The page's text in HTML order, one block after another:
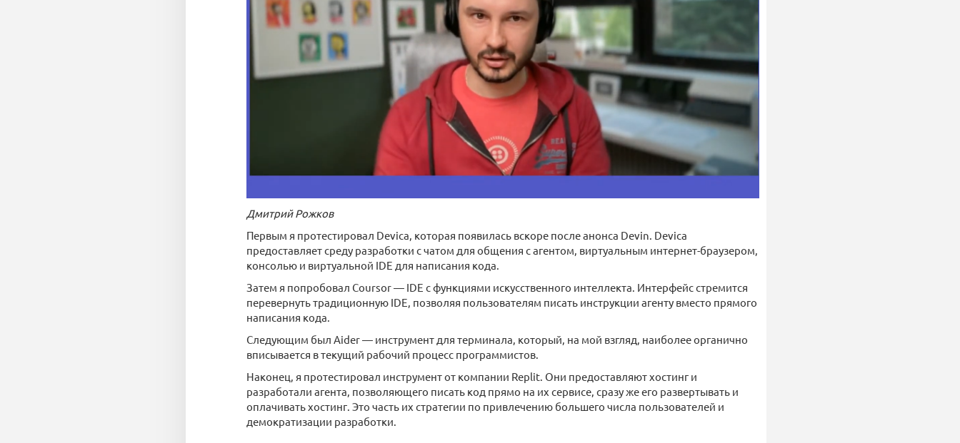
Дмитрий Рожков
Первым я протестировал Devica, которая появилась вскоре после анонса Devin. Devica
предоставляет среду разработки с чатом для общения с агентом, виртуальным интернет-браузером,
консолью и виртуальной IDE для написания кода.
Затем я попробовал Coursor — IDE с функциями искусственного интеллекта. Интерфейс стремится
перевернуть традиционную IDE, позволяя пользователям писать инструкции агенту вместо прямого
написания кода.
Следующим был Aider — инструмент для терминала, который, на мой взгляд, наиболее органично
вписывается в текущий рабочий процесс программистов.
Наконец, я протестировал инструмент от компании Replit. Они предоставляют хостинг и
разработали агента, позволяющего писать код прямо на их сервисе, сразу же его развертывать и
оплачивать хостинг. Это часть их стратегии по привлечению большего числа пользователей и
демократизации разработки.